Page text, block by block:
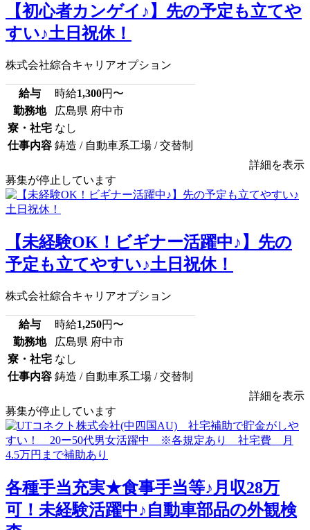
【初心者カンゲイ♪】先の予定も立てや
すい♪土日祝休！
株式会社綜合キャリアオプション
給与 時給1,300円〜
勤務地
広島県 府中市
寮・社宅 なし
仕事内容 鋳造 / 自動車系工場 / 交替制
詳細を表示
募集が停止しています
【未経験OK！ビギナー活躍中♪】先の
予定も立てやすい♪土日祝休！
株式会社綜合キャリアオプション
給与 時給1,250円〜
勤務地
広島県 府中市
寮・社宅 なし
仕事内容 鋳造 / 自動車系工場 / 交替制
詳細を表示
募集が停止しています
各種手当充実★食事手当等♪月収28万
可！未経験活躍中♪自動車部品の外観検